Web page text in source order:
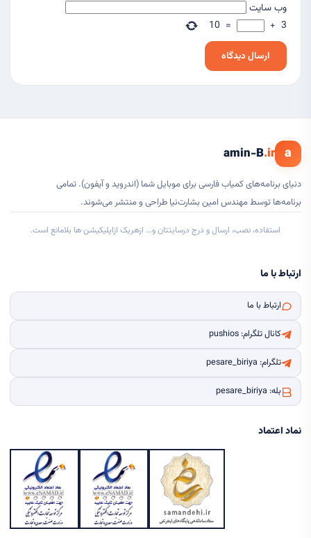
وب‌ سایت
3
+
=
10
a
amin-B.ir
دنیای برنامه‌های کمیاب فارسی برای موبایل شما (اندروید و آیفون). تمامی
برنامه‌ها توسط مهندس امین بشارت‌نیا طراحی و منتشر می‌شوند.
استفاده، نصب، ارسال و درج درسایتتان و... ازهریک ازاپلیکیشن ها بلامانع است.
ارتباط با ما
ارتباط با ما
کانال تلگرام: pushios
تلگرام: pesare_biriya
بله: pesare_biriya
نماد اعتماد